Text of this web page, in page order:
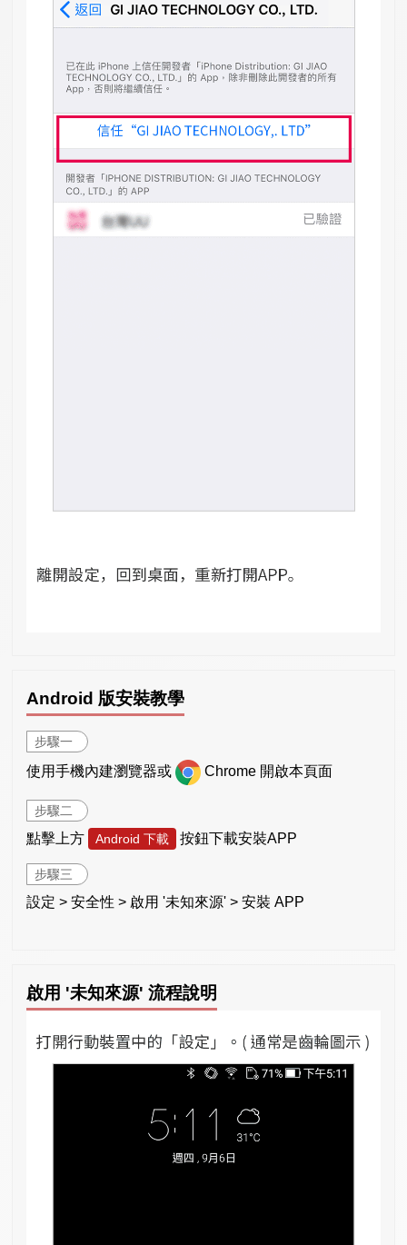
Android 版安裝教學
步驟一
使用手機內建瀏覽器或 Chrome 開啟本頁面
步驟二
點擊上方 Android 下載 按鈕下載安裝APP
步驟三
設定 > 安全性 > 啟用 '未知來源' > 安裝 APP
啟用 '未知來源' 流程說明